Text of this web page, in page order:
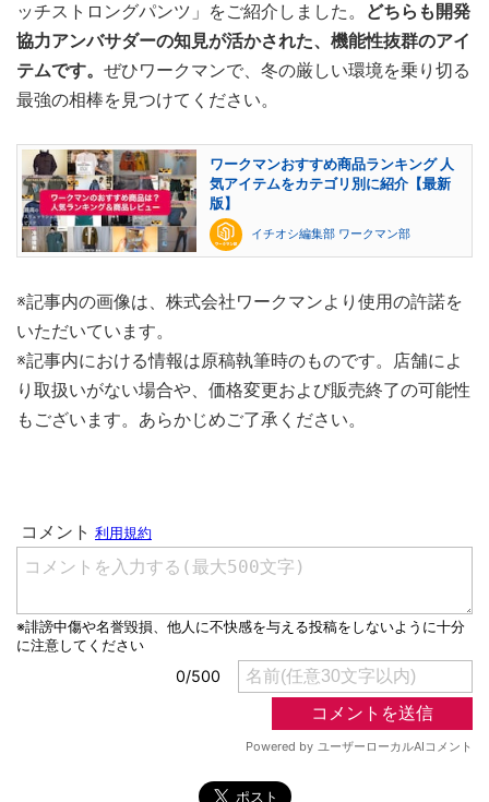
ッチストロングパンツ」をご紹介しました。
どちらも開発
協力アンバサダーの知見が活かされた、機能性抜群のアイ
テムです。 ぜひワークマンで、冬の厳しい環境を乗り切る
最強の相棒を見つけてください。
ワークマンおすすめ商品ランキング 人
気アイテムをカテゴリ別に紹介【最新
版】
イチオシ編集部 ワークマン部
※記事内の画像は、株式会社ワークマンより使用の許諾を
いただいています。
※記事内における情報は原稿執筆時のものです。店舗によ
り取扱いがない場合や、価格変更および販売終了の可能性
もございます。あらかじめご了承ください。